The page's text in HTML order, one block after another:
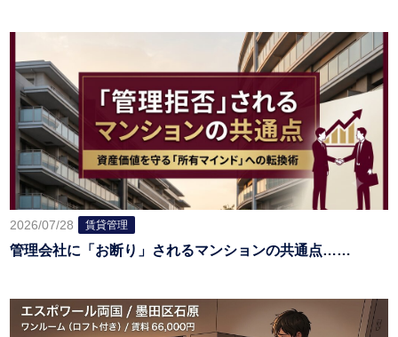
2026/07/28 賃貸管理
管理会社に「お断り」されるマンションの共通点……